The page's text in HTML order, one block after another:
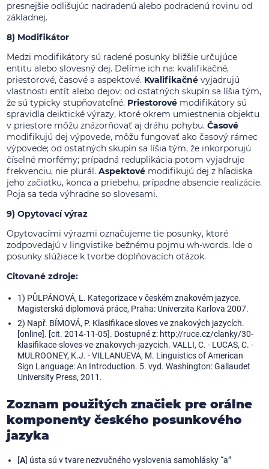
presnejšie odlišujúc nadradenú alebo podradenú rovinu od
základnej.
8) Modifikátor
Medzi modifikátory sú radené posunky bližšie určujúce
entitu alebo slovesný dej. Delíme ich na: kvalifikačné,
priestorové, časové a aspektové. Kvalifikačnévyjadrujú
vlastnosti entít alebo dejov; od ostatných skupín sa líšia tým,
že sú typicky stupňovateľné. Priestorovémodifikátory sú
spravidla deiktické výrazy, ktoré okrem umiestnenia objektu
v priestore môžu znázorňovať aj dráhu pohybu. Časové
modifikujú dej výpovede, môžu fungovať ako časový rámec
výpovede; od ostatných skupín sa líšia tým, že inkorporujú
číselné morfémy; prípadná reduplikácia potom vyjadruje
frekvenciu, nie plurál. Aspektovémodifikujú dej z hľadiska
jeho začiatku, konca a priebehu, prípadne absencie realizácie.
Poja sa teda výhradne so slovesami.
9) Opytovací výraz
Opytovacími výrazmi označujeme tie posunky, ktoré
zodpovedajú v lingvistike bežnému pojmu wh-words. Ide o
posunky slúžiace k tvorbe doplňovacích otázok.
Citované zdroje:
1) PŮLPÁNOVÁ, L. Kategorizace v českém znakovém jazyce.
Magisterská diplomová práce, Praha: Univerzita Karlova 2007.
2) Např. BÍMOVÁ, P. Klasifikace sloves ve znakových jazycích.
[online]. [cit. 2014-11-05]. Dostupné z: http://ruce.cz/clanky/30-
klasifikace-sloves-ve-znakovych-jazycich. VALLI, C. - LUCAS, C. -
MULROONEY, K.J. - VILLANUEVA, M. Linguistics of American
Sign Language: An Introduction. 5. vyd. Washington: Gallaudet
University Press, 2011.
Zoznam použitých značiek pre orálne
komponenty českého posunkového
jazyka
[A] ústa sú v tvare nezvučného vyslovenia samohlásky “a”